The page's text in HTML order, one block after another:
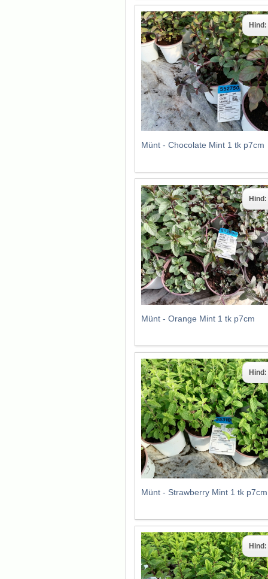
Münt - Chocolate Mint 1 tk p7cm
Hind:
Münt - Orange Mint 1 tk p7cm
Hind:
Münt - Strawberry Mint 1 tk p7cm
Hind:
Hind: